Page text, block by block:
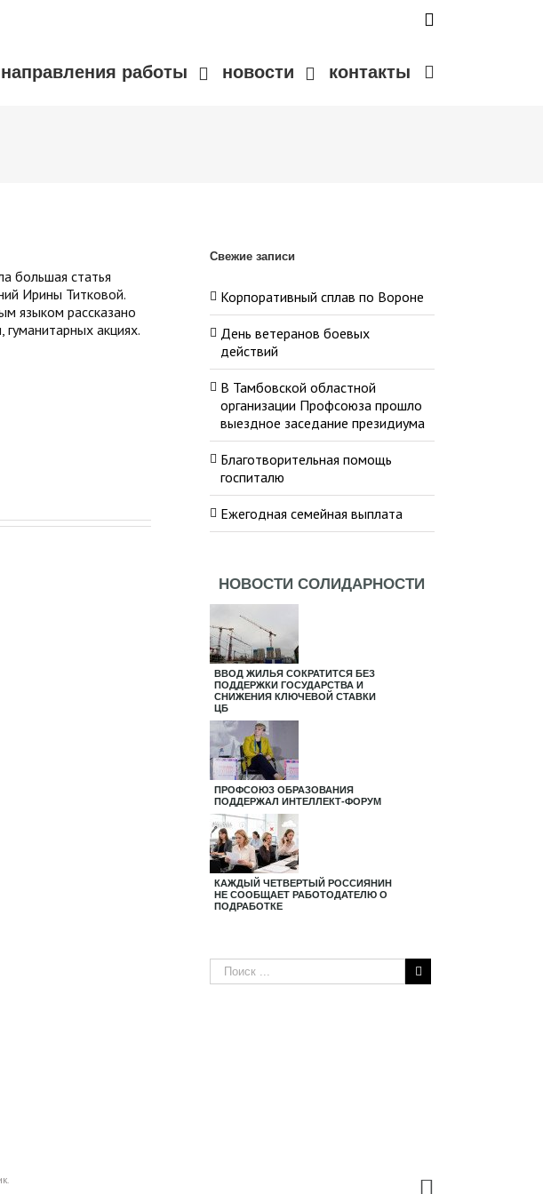
направления работы новости контакты
большая статья
Ирины Титковой.
языком рассказано
акциях.
Свежие записи
Корпоративный сплав по Вороне
День ветеранов боевых
действий
В Тамбовской областной
организации Профсоюза прошло
выездное заседание президиума
Благотворительная помощь
госпиталю
Ежегодная семейная выплата
НОВОСТИ СОЛИДАРНОСТИ
ВВОД ЖИЛЬЯ СОКРАТИТСЯ БЕЗ
ПОДДЕРЖКИ ГОСУДАРСТВА И
СНИЖЕНИЯ КЛЮЧЕВОЙ СТАВКИ
ЦБ
ПРОФСОЮЗ ОБРАЗОВАНИЯ
ПОДДЕРЖАЛ ИНТЕЛЛЕКТ-ФОРУМ
КАЖДЫЙ ЧЕТВЕРТЫЙ РОССИЯНИН
НЕ СООБЩАЕТ РАБОТОДАТЕЛЮ О
ПОДРАБОТКЕ